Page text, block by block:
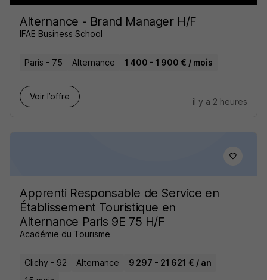
Alternance - Brand Manager H/F
IFAE Business School
Paris - 75 Alternance 1 400 - 1 900 € / mois
Voir l’offre
il y a 2 heures
Apprenti Responsable de Service en
Établissement Touristique en
Alternance Paris 9E 75 H/F
Académie du Tourisme
Clichy - 92 Alternance
9 297 - 21 621 € / an